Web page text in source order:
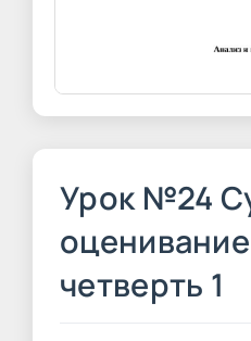
Урок №24
оценивание
четверть 1